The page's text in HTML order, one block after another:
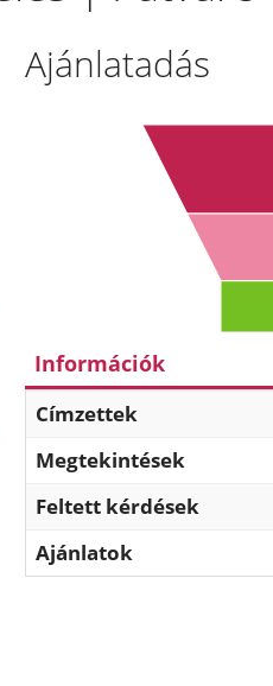
Ajánlatadás
Információk
Címzettek
Megtekintések
Feltett kérdések
Ajánlatok